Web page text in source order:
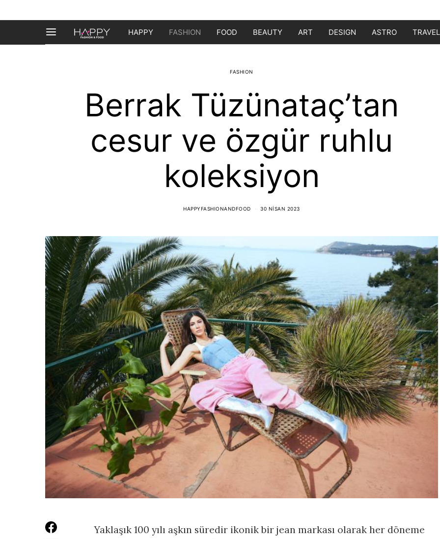
HAPPY FASHION FOOD BEAUTY ART DESIGN ASTRO TRAVEL
FASHION
Berrak Tüzünataç’tan
cesur ve özgür ruhlu
koleksiyon
HAPPYFASHIONANDFOOD 30 NISAN 2023
Yaklaşık 100 yılı aşkın süredir ikonik bir jean markası olarak her döneme